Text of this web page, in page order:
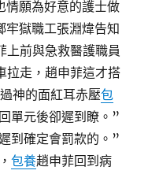
情願為好意的護士做
牢獄職工張淵煒告知
上前與急救醫護職員
拉走，趙申菲這才搭
神的面紅耳赤壓包
單元後卻遲到瞭。”
到確定會罰款的。”
包養趙申菲回到病